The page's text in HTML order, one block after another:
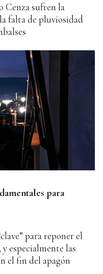
Cenza sufren la
falta de pluviosidad
para
para reponer el
especialmente las
el fin del apagón